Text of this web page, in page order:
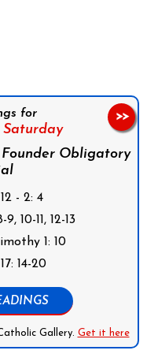
for
Saturday
Obligatory
- 2: 4
10-11, 12-13
1: 10
14-20
Gallery. Get it here
>>